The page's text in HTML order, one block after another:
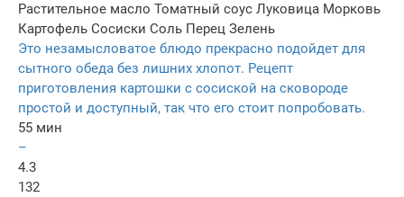
Растительное масло Томатный соус Луковица Морковь
Картофель Сосиски Соль Перец Зелень
Это незамысловатое блюдо прекрасно подойдет для
сытного обеда без лишних хлопот. Рецепт
приготовления картошки с сосиской на сковороде
простой и доступный, так что его стоит попробовать.
55 мин
–
4.3
132